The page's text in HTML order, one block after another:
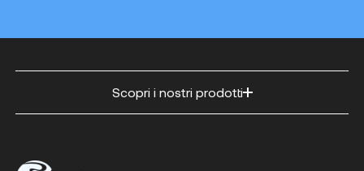
Scopri i nostri prodotti